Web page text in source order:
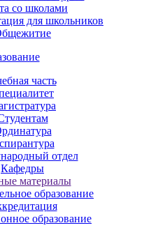
со школами
для школьников
часть
отдел
Кафедры
материалы
образование
образование